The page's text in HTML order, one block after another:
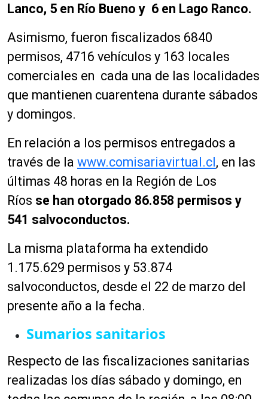
Lanco, 5 en Río Bueno y 6 en Lago Ranco.
Asimismo, fueron fiscalizados 6840
permisos, 4716 vehículos y 163 locales
comerciales en cada una de las localidades
que mantienen cuarentena durante sábados
y domingos.
En relación a los permisos entregados a
través de la www.comisariavirtual.cl, en las
últimas 48 horas en la Región de Los
Ríos se han otorgado 86.858 permisos y
541 salvoconductos.
La misma plataforma ha extendido
1.175.629 permisos y 53.874
salvoconductos, desde el 22 de marzo del
presente año a la fecha.
Sumarios sanitarios
Respecto de las fiscalizaciones sanitarias
realizadas los días sábado y domingo, en